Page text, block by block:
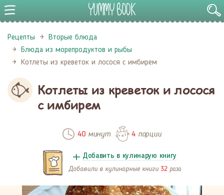
Рецепты
Вторые блюда
Блюда из морепродуктов и рыбы
Котлеты из креветок и лосося с имбирем
Котлеты из креветок и лосося
с имбирем
40минут 4порции
Добавить в кулинарую книгу
Добавили в кулинарные книги 32 раза